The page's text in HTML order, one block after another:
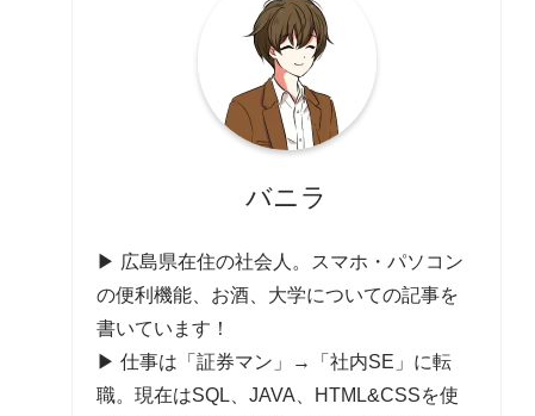
バニラ
▶ 広島県在住の社会人。スマホ・パソコン
の便利機能、お酒、大学についての記事を
書いています！
▶ 仕事は「証券マン」→「社内SE」に転
職。現在はSQL、JAVA、HTML&CSSを使